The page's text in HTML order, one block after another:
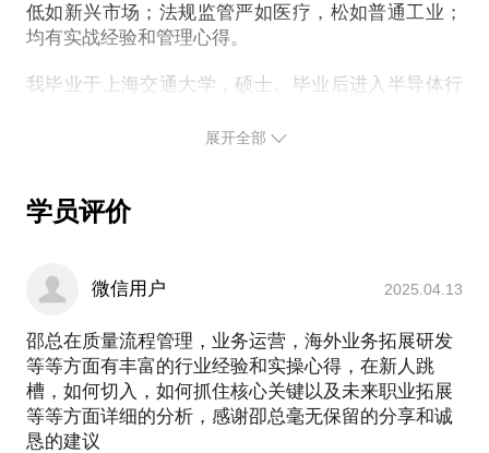
如何才能更好地理解这些法规？
医疗厂房建设有哪些要求？与工业有什么不同？
医疗产品风险控制有哪些要求？与工业有什么不同？
等等。
低如新兴市场；法规监管严如医疗，松如普通工业；
均有实战经验和管理心得。
我毕业于上海交通大学，硕士。毕业后进入半导体行
善经理、高级质量经理5年；2017年进入医疗行业，
因此深有体会。成功的转型，也拥有不同的视角，广
出精准决策，全面管理提供了丰富的方法论支持。
我擅长：
1.质量管理体系建设和业务流程再造，尤其以无菌医
疗器械产品要求最高。曾策划并主导了无菌医疗器械
质量管理体系搭建；曾策划并主导了全体系、全要素
质量管理体系重建和业务流程再造项目，效果非常显
展开全部
学员评价
微信用户 2025.04.13
邵总在质量流程管理，业务运营，海外业务拓展研发
等等方面有丰富的行业经验和实操心得，在新人跳
槽，如何切入，如何抓住核心关键以及未来职业拓展
等等方面详细的分析，感谢卲总毫无保留的分享和诚
恳的建议